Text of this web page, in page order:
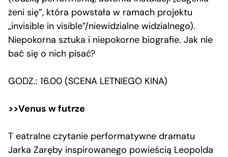
żeni się”, która powstała w ramach projektu
„invisible in visible”/niewidzialne widzialnego).
Niepokorna sztuka i niepokorne biografie. Jak nie
bać się o nich pisać?
GODZ.: 16.00 (SCENA LETNIEGO KINA)
>>Venus w futrze
T eatralne czytanie performatywne dramatu
Jarka Zaręby inspirowanego powieścią Leopolda